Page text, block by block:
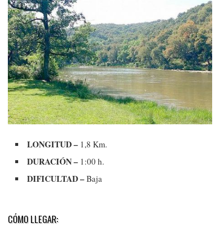
LONGITUD – 1,8 Km.
DURACIÓN – 1:00 h.
DIFICULTAD –Baja
CÓMO LLEGAR: